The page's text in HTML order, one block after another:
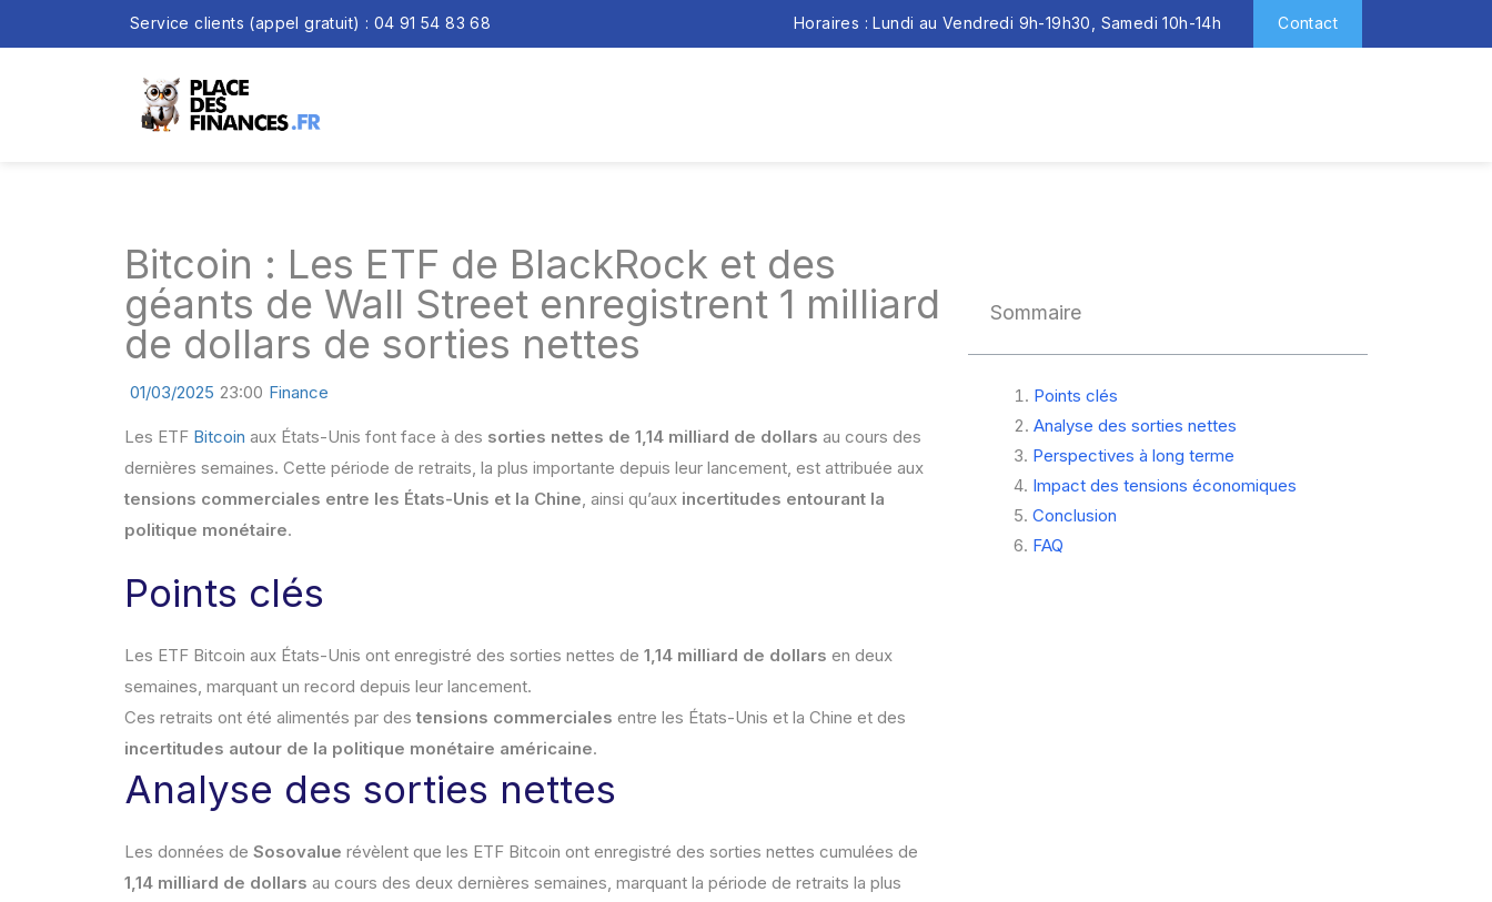
Service clients (appel gratuit) : 04 91 54 83 68 Horaires : Lundi au Vendredi 9h-19h30, Samedi 10h-14h Contact
Bitcoin : Les ETF de BlackRock et des
géants de Wall Street enregistrent 1 milliard
de dollars de sorties nettes
01/03/2025 23:00 Finance
Les ETF Bitcoin aux États-Unis font face à des sorties nettes de 1,14 milliard de dollars au cours des
dernières semaines. Cette période de retraits, la plus importante depuis leur lancement, est attribuée aux
tensions commerciales entre les États-Unis et la Chine, ainsi qu’aux incertitudes entourant la
politique monétaire.
Points clés
Les ETF Bitcoin aux États-Unis ont enregistré des sorties nettes de 1,14 milliard de dollars en deux
semaines, marquant un record depuis leur lancement.
Ces retraits ont été alimentés par des tensions commerciales entre les États-Unis et la Chine et des
incertitudes autour de la politique monétaire américaine.
Analyse des sorties nettes
Les données de Sosovalue révèlent que les ETF Bitcoin ont enregistré des sorties nettes cumulées de
1,14 milliard de dollars au cours des deux dernières semaines, marquant la période de retraits la plus
Sommaire
Points clés
Analyse des sorties nettes
Perspectives à long terme
Impact des tensions économiques
Conclusion
FAQ